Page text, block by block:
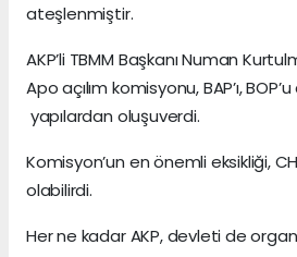
ateşlenmiştir.
AKP’li TBMM Başkanı Numan
Apo açılım komisyonu, BAP’ı,
yapılardan oluşuverdi.
Komisyon’un en önemli eksikliği,
olabilirdi.
Her ne kadar AKP, devleti de